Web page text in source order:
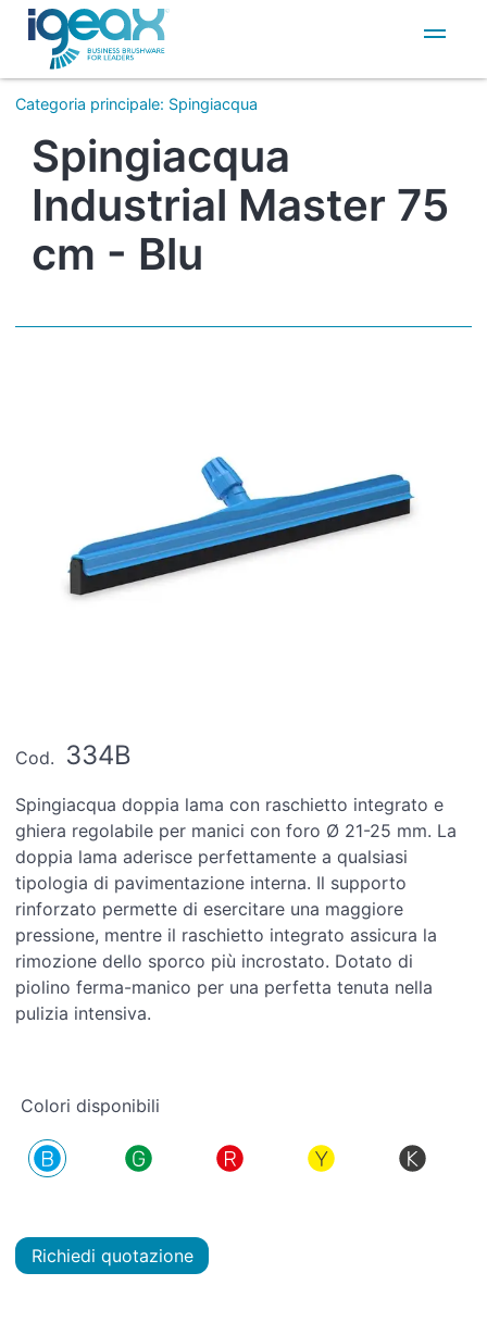
IT
EN
Categoria principale: Spingiacqua
Spingiacqua
Industrial Master 75
cm - Blu
Cod. 334B
Spingiacqua doppia lama con raschietto integrato e
ghiera regolabile per manici con foro Ø 21-25 mm. La
doppia lama aderisce perfettamente a qualsiasi
tipologia di pavimentazione interna. Il supporto
rinforzato permette di esercitare una maggiore
pressione, mentre il raschietto integrato assicura la
rimozione dello sporco più incrostato. Dotato di
piolino ferma-manico per una perfetta tenuta nella
pulizia intensiva.
Colori disponibili
Richiedi quotazione